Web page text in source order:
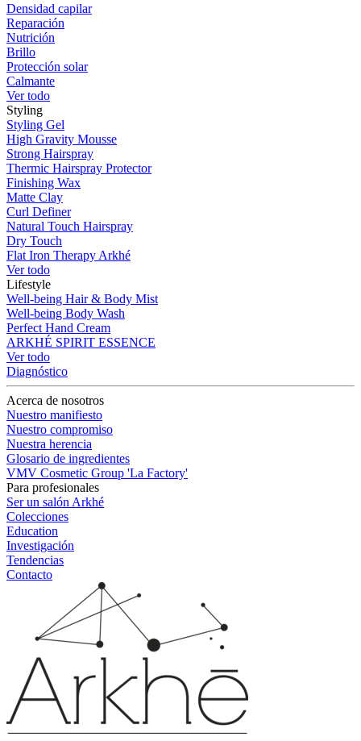
Densidad capilar
Reparación
Nutrición
Brillo
Protección solar
Calmante
Ver todo
Styling
Styling Gel
High Gravity Mousse
Strong Hairspray
Thermic Hairspray Protector
Finishing Wax
Matte Clay
Curl Definer
Natural Touch Hairspray
Dry Touch
Flat Iron Therapy Arkhé
Ver todo
Lifestyle
Well-being Hair & Body Mist
Well-being Body Wash
Perfect Hand Cream
ARKHÉ SPIRIT ESSENCE
Ver todo
Diagnóstico
Acerca de nosotros
Nuestro manifiesto
Nuestro compromiso
Nuestra herencia
Glosario de ingredientes
VMV Cosmetic Group 'La Factory'
Para profesionales
Ser un salón Arkhé
Colecciones
Education
Investigación
Tendencias
Contacto